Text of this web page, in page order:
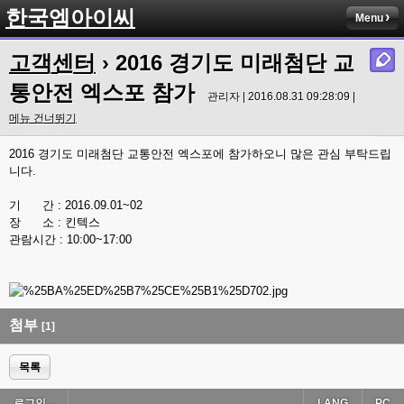
한국엠아이씨 Menu
고객센터 › 2016 경기도 미래첨단 교
통안전 엑스포 참가
관리자 | 2016.08.31 09:28:09 |
메뉴 건너뛰기
2016 경기도 미래첨단 교통안전 엑스포에 참가하오니 많은 관심 부탁드립
니다.
기 간 : 2016.09.01~02
장 소 : 킨텍스
관람시간 : 10:00~17:00
첨부 [1]
목록